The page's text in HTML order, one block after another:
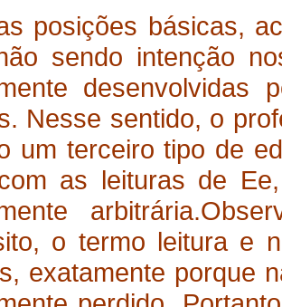
posições básicas,
sendo intenção
desenvolvidas
Nesse sentido, o
um terceiro tipo de
as leituras de
o termo leitura e
exatamente porque